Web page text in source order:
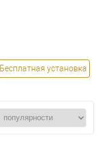
Бесплатная установка